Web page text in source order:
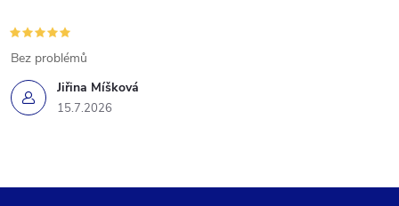
Jiřina Míšková
15.7.2026
Bez problémů